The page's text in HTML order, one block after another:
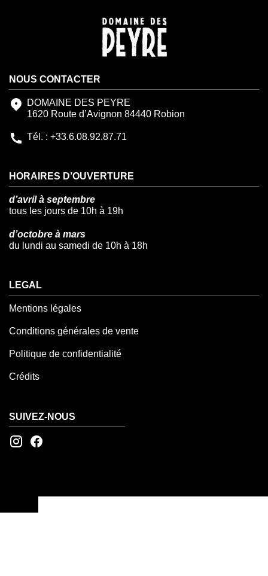
NOUS CONTACTER
DOMAINE DES PEYRE
1620 Route d’Avignon 84440 Robion
Tél. : +33.6.08.92.87.71
HORAIRES D’OUVERTURE
d’avril à septembre
tous les jours de 10h à 19h
d’octobre à mars
du lundi au samedi de 10h à 18h
LEGAL
Mentions légales
Conditions générales de vente
Politique de confidentialité
Crédits
SUIVEZ-NOUS